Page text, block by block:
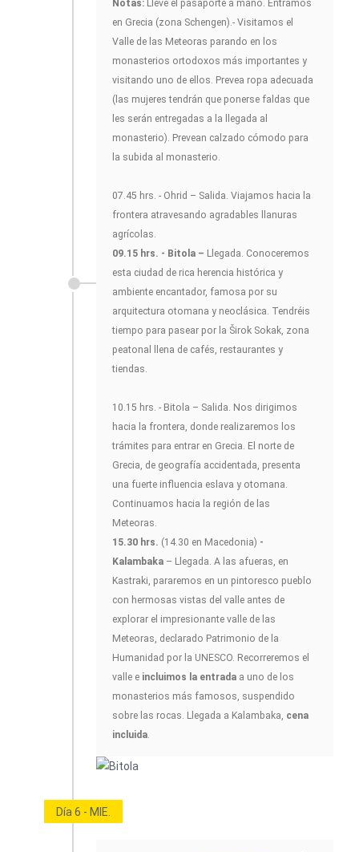
Notas:
Lleve el pasaporte a mano. Entramos
en Grecia (zona Schengen).- Visitamos el
Valle de las Meteoras parando en los
monasterios ortodoxos más importantes y
visitando uno de ellos. Prevea ropa adecuada
(las mujeres tendrán que ponerse faldas que
les serán entregadas a la llegada al
monasterio). Prevean calzado cómodo para
la subida al monasterio.
07.45 hrs. - Ohrid – Salida. Viajamos hacia la
frontera atravesando agradables llanuras
agrícolas.
09.15 hrs. - Bitola – Llegada. Conoceremos
esta ciudad de rica herencia histórica y
ambiente encantador, famosa por su
arquitectura otomana y neoclásica. Tendréis
tiempo para pasear por la Širok Sokak, zona
peatonal llena de cafés, restaurantes y
tiendas.
10.15 hrs. - Bitola – Salida. Nos dirigimos
hacia la frontera, donde realizaremos los
trámites para entrar en Grecia. El norte de
Grecia, de geografía accidentada, presenta
una fuerte influencia eslava y otomana.
Continuamos hacia la región de las
Meteoras.
15.30 hrs. (14.30 en Macedonia) -
Kalambaka – Llegada. A las afueras, en
Kastraki, pararemos en un pintoresco pueblo
con hermosas vistas del valle antes de
explorar el impresionante valle de las
Meteoras, declarado Patrimonio de la
Humanidad por la UNESCO. Recorreremos el
valle e incluimos la entrada a uno de los
monasterios más famosos, suspendido
sobre las rocas. Llegada a Kalambaka, cena
incluida
Día 6 - MIE.